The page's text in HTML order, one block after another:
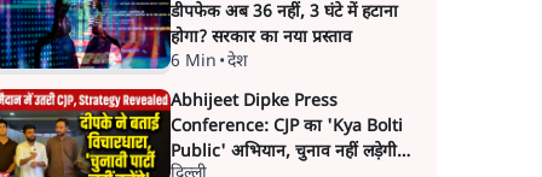
डीपफेक अब 36 नहीं, 3 घंटे में हटाना
होगा? सरकार का नया प्रस्ताव
6 Min •देश
Abhijeet Dipke Press
Conference: CJP का 'Kya Bolti
Public' अभियान, चुनाव नहीं लड़ेगी